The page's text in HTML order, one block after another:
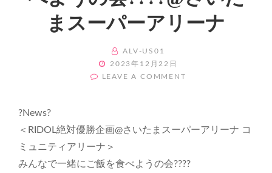
まスーパーアリーナ
BY
ALV-US01
POSTED
ON
2023年12月22日
LEAVE A COMMENT
で
に
?News?
＜RIDOL絶対優勝企画@さいたまスーパーアリーナ コ
ミュニティアリーナ＞
みんなで一緒にご飯を食べようの会??‍??